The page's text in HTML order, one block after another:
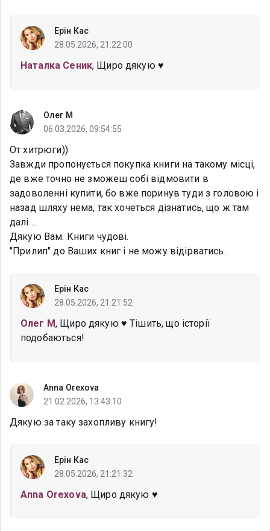
Ерін Кас
28.05.2026, 21:22:00
Наталка Сеник, Щиро дякую ♥
Олег М
06.03.2026, 09:54:55
От хитрюги))
Завжди пропонується покупка книги на такому місці,
де вже точно не зможеш собі відмовити в
задоволенні купити, бо вже поринув туди з головою і
назад шляху нема, так хочеться дізнатись, що ж там
далі ...
Дякую Вам. Книги чудові.
"Прилип" до Ваших книг і не можу відірватись.
Ерін Кас
28.05.2026, 21:21:52
Олег М, Щиро дякую ♥ Тішить, що історії
подобаються!
Anna Orexova
21.02.2026, 13:43:10
Дякую за таку захопливу книгу!
Ерін Кас
28.05.2026, 21:21:32
Anna Orexova, Щиро дякую ♥